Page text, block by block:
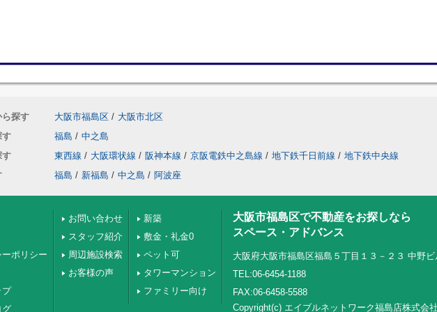
ら探す 大阪市福島区 / 大阪市北区
す
福島 / 中之島
す
東西線 / 大阪環状線 / 阪神本線 / 京阪電鉄中之島線 / 地下鉄千日前線 / 地下鉄中央線
福島 / 新福島 / 中之島 / 阿波座
ポリシー
プ
グ
お問い合わせ
スタッフ紹介
周辺施設検索
お客様の声
新築
敷金・礼金0
ペット可
タワーマンション
ファミリー向け
大阪市福島区で不動産をお探しなら
スペース・アドバンス
大阪府大阪市福島区福島５丁目１３－２３ 中野
TEL:06-6454-1188
FAX:06-6458-5588
Copyright(c) エイブルネットワーク福島店株式会